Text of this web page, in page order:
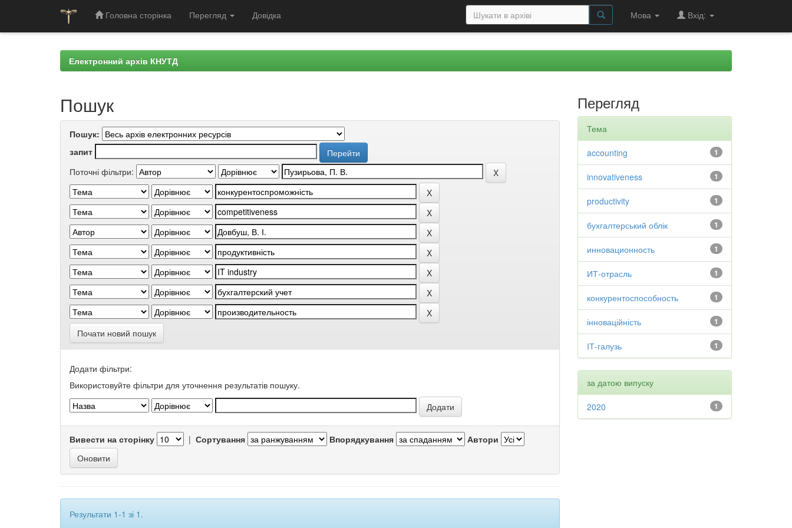
Головна сторінка Перегляд Довідка Мова Вхід:
Електронний архів КНУТД
Пошук
Пошук:
запит
Поточні фільтри:
Почати новий пошук
Додати фільтри:
Використовуйте фільтри для уточнення результатів пошуку.
Вивести на сторінку | Сортування Впорядкування Автори
Результати 1-1 зі 1.
Перегляд
Тема
1
accounting
1
innovativeness
1
productivity
1
бухгалтерський облік
1
инновационность
1
ИТ-отрасль
1
конкурентоспособность
1
інноваційність
1
ІТ-галузь
за датою випуску
1
2020